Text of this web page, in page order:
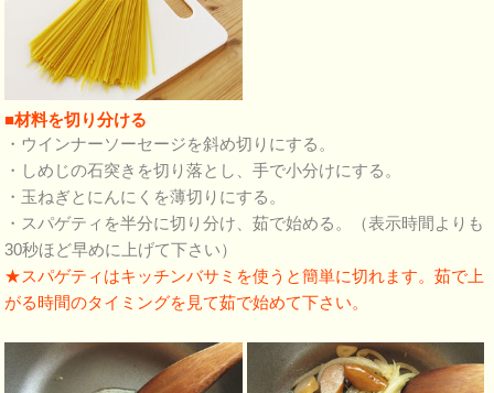
■材料を切り分ける
・ウインナーソーセージを斜め切りにする。
・しめじの石突きを切り落とし、手で小分けにする。
・玉ねぎとにんにくを薄切りにする。
・スパゲティを半分に切り分け、茹で始める。（表示時間よりも
30秒ほど早めに上げて下さい）
★スパゲティはキッチンバサミを使うと簡単に切れます。茹で上
がる時間のタイミングを見て茹で始めて下さい。